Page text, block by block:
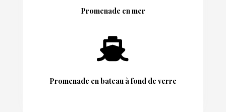
Promenade en mer

Promenade en bateau à fond de verre